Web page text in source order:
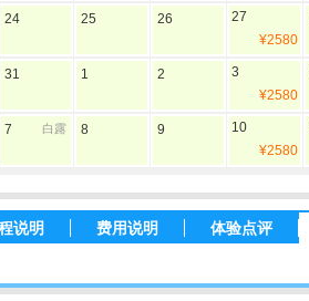
24 25 26
27
¥2580
31 1 2
3
¥2580
7 白露 8 9
10
¥2580
说明 费用说明 体验点评